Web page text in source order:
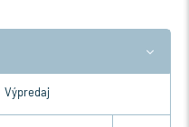
Výpredaj